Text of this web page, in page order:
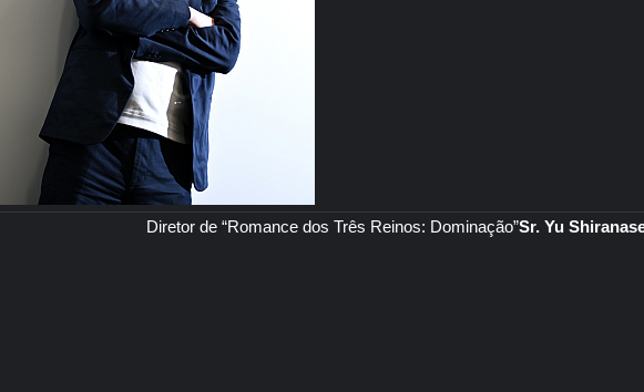
Diretor de “Romance dos Três Reinos: Dominação”Sr. Yu